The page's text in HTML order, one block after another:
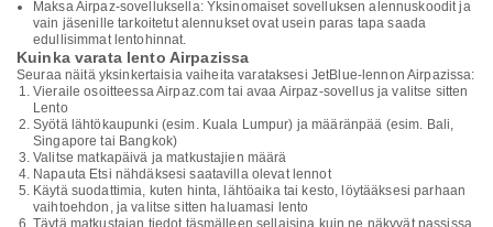
Maksa Airpaz-sovelluksella: Yksinomaiset sovelluksen alennuskoodit ja
vain jäsenille tarkoitetut alennukset ovat usein paras tapa saada
edullisimmat lentohinnat.
Kuinka varata lento Airpazissa
Seuraa näitä yksinkertaisia vaiheita varataksesi JetBlue-lennon Airpazissa:
Vieraile osoitteessa Airpaz.com tai avaa Airpaz-sovellus ja valitse sitten
Lento
Syötä lähtökaupunki (esim. Kuala Lumpur) ja määränpää (esim. Bali,
Singapore tai Bangkok)
Valitse matkapäivä ja matkustajien määrä
Napauta Etsi nähdäksesi saatavilla olevat lennot
Käytä suodattimia, kuten hinta, lähtöaika tai kesto, löytääksesi parhaan
vaihtoehdon, ja valitse sitten haluamasi lento
Täytä matkustajan tiedot täsmälleen sellaisina kuin ne näkyvät passissa